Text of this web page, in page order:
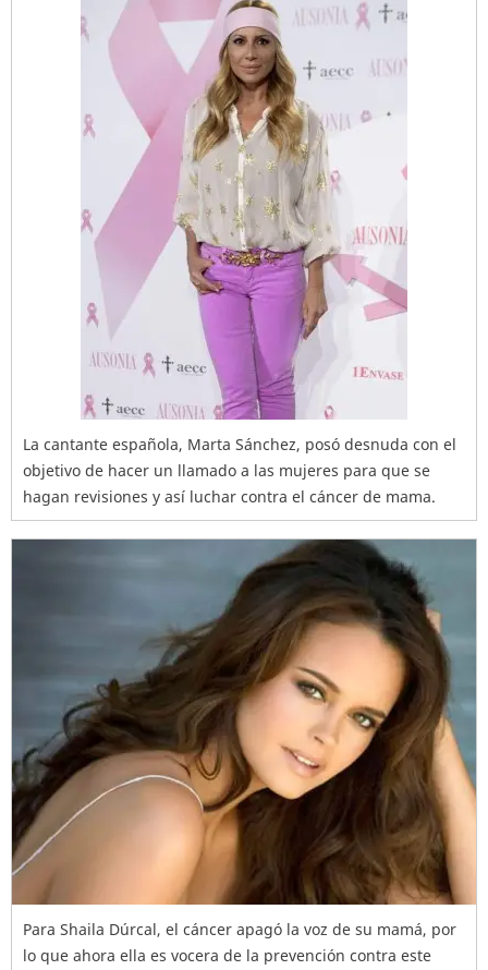
La cantante española, Marta Sánchez, posó desnuda con el
objetivo de hacer un llamado a las mujeres para que se
hagan revisiones y así luchar contra el cáncer de mama.
Para Shaila Dúrcal, el cáncer apagó la voz de su mamá, por
lo que ahora ella es vocera de la prevención contra este